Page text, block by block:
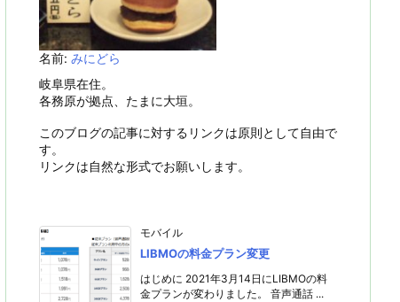
名前: みにどら
岐阜県在住。
各務原が拠点、たまに大垣。
このブログの記事に対するリンクは原則として自由で
す。
リンクは自然な形式でお願いします。
モバイル
LIBMOの料金プラン変更
はじめに 2021年3月14日にLIBMOの料
金プランが変わりました。 音声通話 ...